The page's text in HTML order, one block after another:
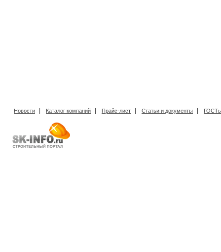
Новости Каталог компаний Прайс-лист Статьи и документы